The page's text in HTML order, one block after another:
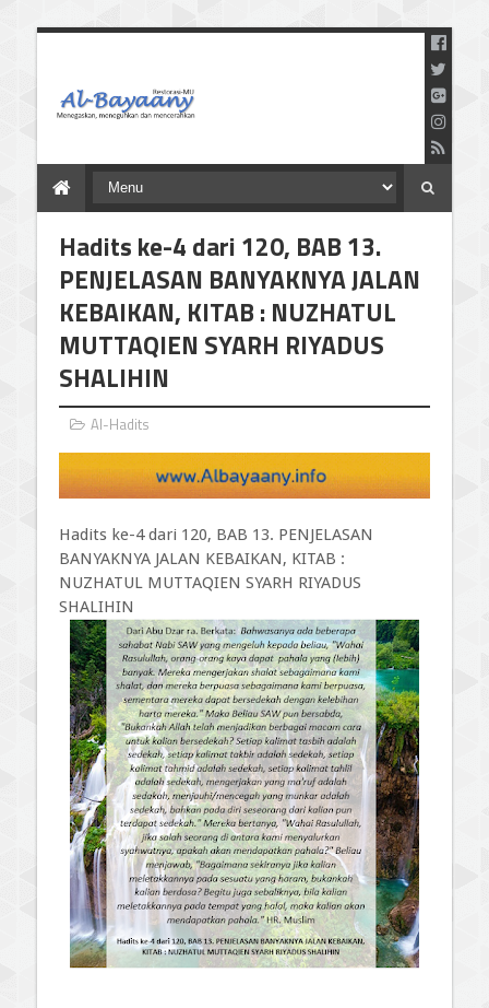
dan Mencerahkan
Hadits ke-4 dari 120, BAB 13.
PENJELASAN BANYAKNYA JALAN
KEBAIKAN, KITAB : NUZHATUL
MUTTAQIEN SYARH RIYADUS
SHALIHIN
Al-Hadits
Hadits ke-4 dari 120, BAB 13. PENJELASAN
BANYAKNYA JALAN KEBAIKAN, KITAB :
NUZHATUL MUTTAQIEN SYARH RIYADUS
SHALIHIN